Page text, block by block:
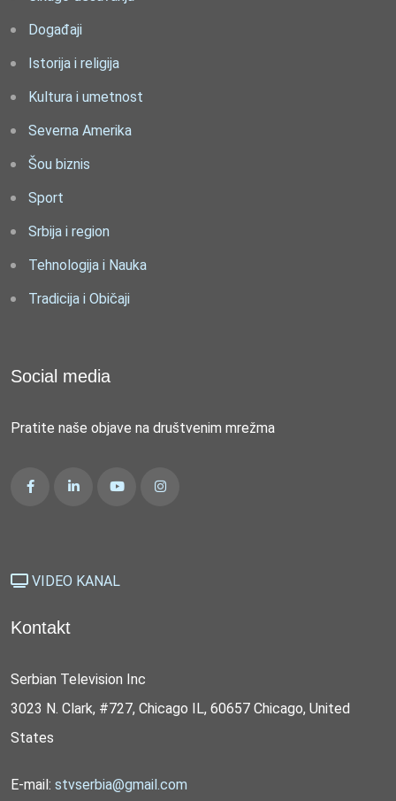
Događaji
Istorija i religija
Kultura i umetnost
Severna Amerika
Šou biznis
Sport
Srbija i region
Tehnologija i Nauka
Tradicija i Običaji
Social media
Pratite naše objave na društvenim mrežma
VIDEO KANAL
Kontakt
Serbian Television Inc
3023 N. Clark, #727, Chicago IL, 60657 Chicago, United
States
E-mail: stvserbia@gmail.com